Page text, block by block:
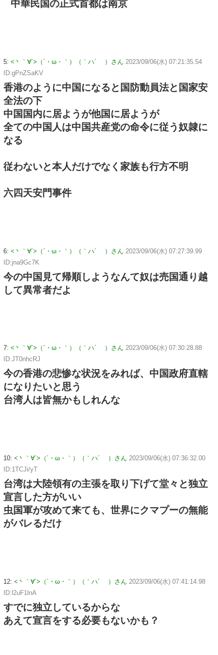
中華民国の正式首都は南京
5: <丶｀∀´>（´・ω・｀）（｀ハ´ ）さん 2023/09/06(水) 07:21:35.54
ID:gPnZSaKV
香港のように中国になると国防動員法と国家安
全法の下
中国国内に居ようが他国に居ようが
全ての中国人は中国共産党の命令に従う奴隷に
なる
従わないと本人だけでなく家族も行方不明
六四天安門事件
6: <丶｀∀´>（´・ω・｀）（｀ハ´ ）さん 2023/09/06(水) 07:27:39.99
ID:jna9Gc7K
今の中国見て帰順しようなんて奴は売国通り越
して異常者だよ
7: <丶｀∀´>（´・ω・｀）（｀ハ´ ）さん 2023/09/06(水) 07:30:28.88
ID:JT0nhcRJ
今の香港の悲惨な状況をみれば、中国政府直轄
になりたいと思う
台湾人は皆無かもしれんな
10: <丶｀∀´>（´・ω・｀）（｀ハ´ ）さん 2023/09/06(水) 07:36:32.00
ID:1TCJi/yT
台湾は大陸領有の主張を取り下げて堂々と独立
宣言した方がいい
虫国軍が攻めて来ても、世界にクマプーの無能
がバレるだけ
12: <丶｀∀´>（´・ω・｀）（｀ハ´ ）さん 2023/09/06(水) 07:41:14.98
ID:l2uF1lnA
すでに独立しているからな
あえて宣言をする必要もないかも？